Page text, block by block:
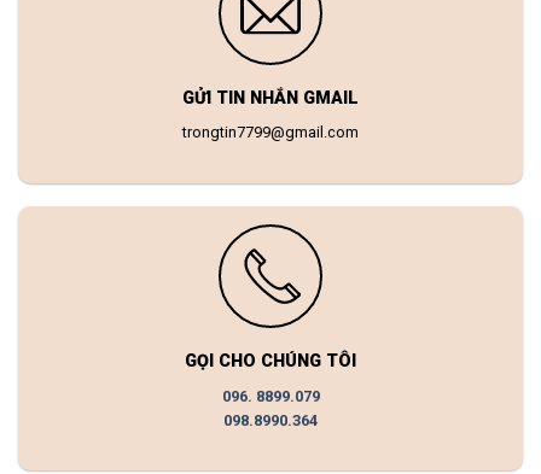
GỬI TIN NHẮN GMAIL
trongtin7799@gmail.com
GỌI CHO CHÚNG TÔI
096. 8899.079
098.8990.364